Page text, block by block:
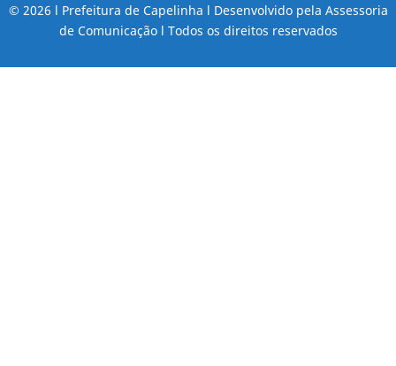
© 2026 l Prefeitura de Capelinha l Desenvolvido pela Assessoria
de Comunicação l Todos os direitos reservados